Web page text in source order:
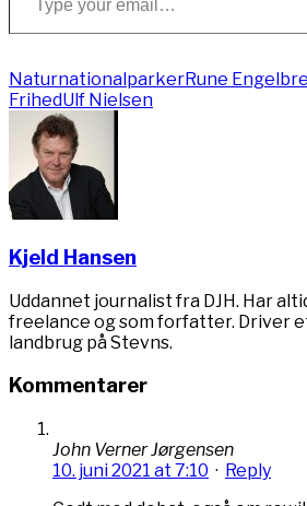
NaturnationalparkerRune
FrihedUlf Nielsen
Kjeld Hansen
Uddannet journalist fra DJH. Har
freelance og som forfatter. Driver
landbrug på Stevns.
Kommentarer
John Verner Jørgensen
10. juni 2021 at 7:10 · Reply